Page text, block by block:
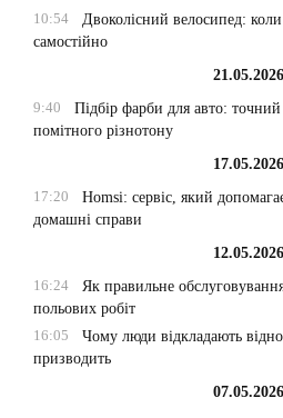
10:54
Двоколісний велосипед:
самостійно
21.05.2026
9:40
Підбір фарби для авто:
помітного різнотону
17.05.2026
17:20
Homsi: сервіс, який
домашні справи
12.05.2026
16:24
Як правильне
польових робіт
16:05
Чому люди відкладають
призводить
07.05.2026